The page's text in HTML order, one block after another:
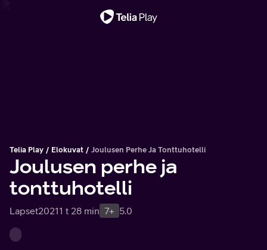
Telia Play Elokuvat Joulusen Perhe Ja Tonttuhotelli
Joulusen perhe ja
tonttuhotelli
Lapset20211 t 28 min 7+ 5.0